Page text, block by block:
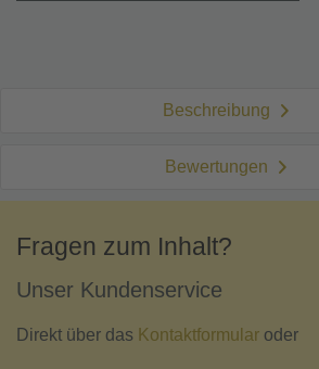
Beschreibung
Bewertungen
Fragen zum Inhalt?
Unser Kundenservice
Direkt über das Kontaktformular oder